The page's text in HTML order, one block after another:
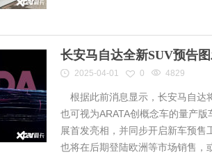
长安马自达全新SUV预告
2025-04-01 0 4829
根据此前消息显示，长安马自达
也可视为ARATA创概念车的量产
展首发亮相，并同步开启新车预售
也将在后期登陆欧洲等市场销售，